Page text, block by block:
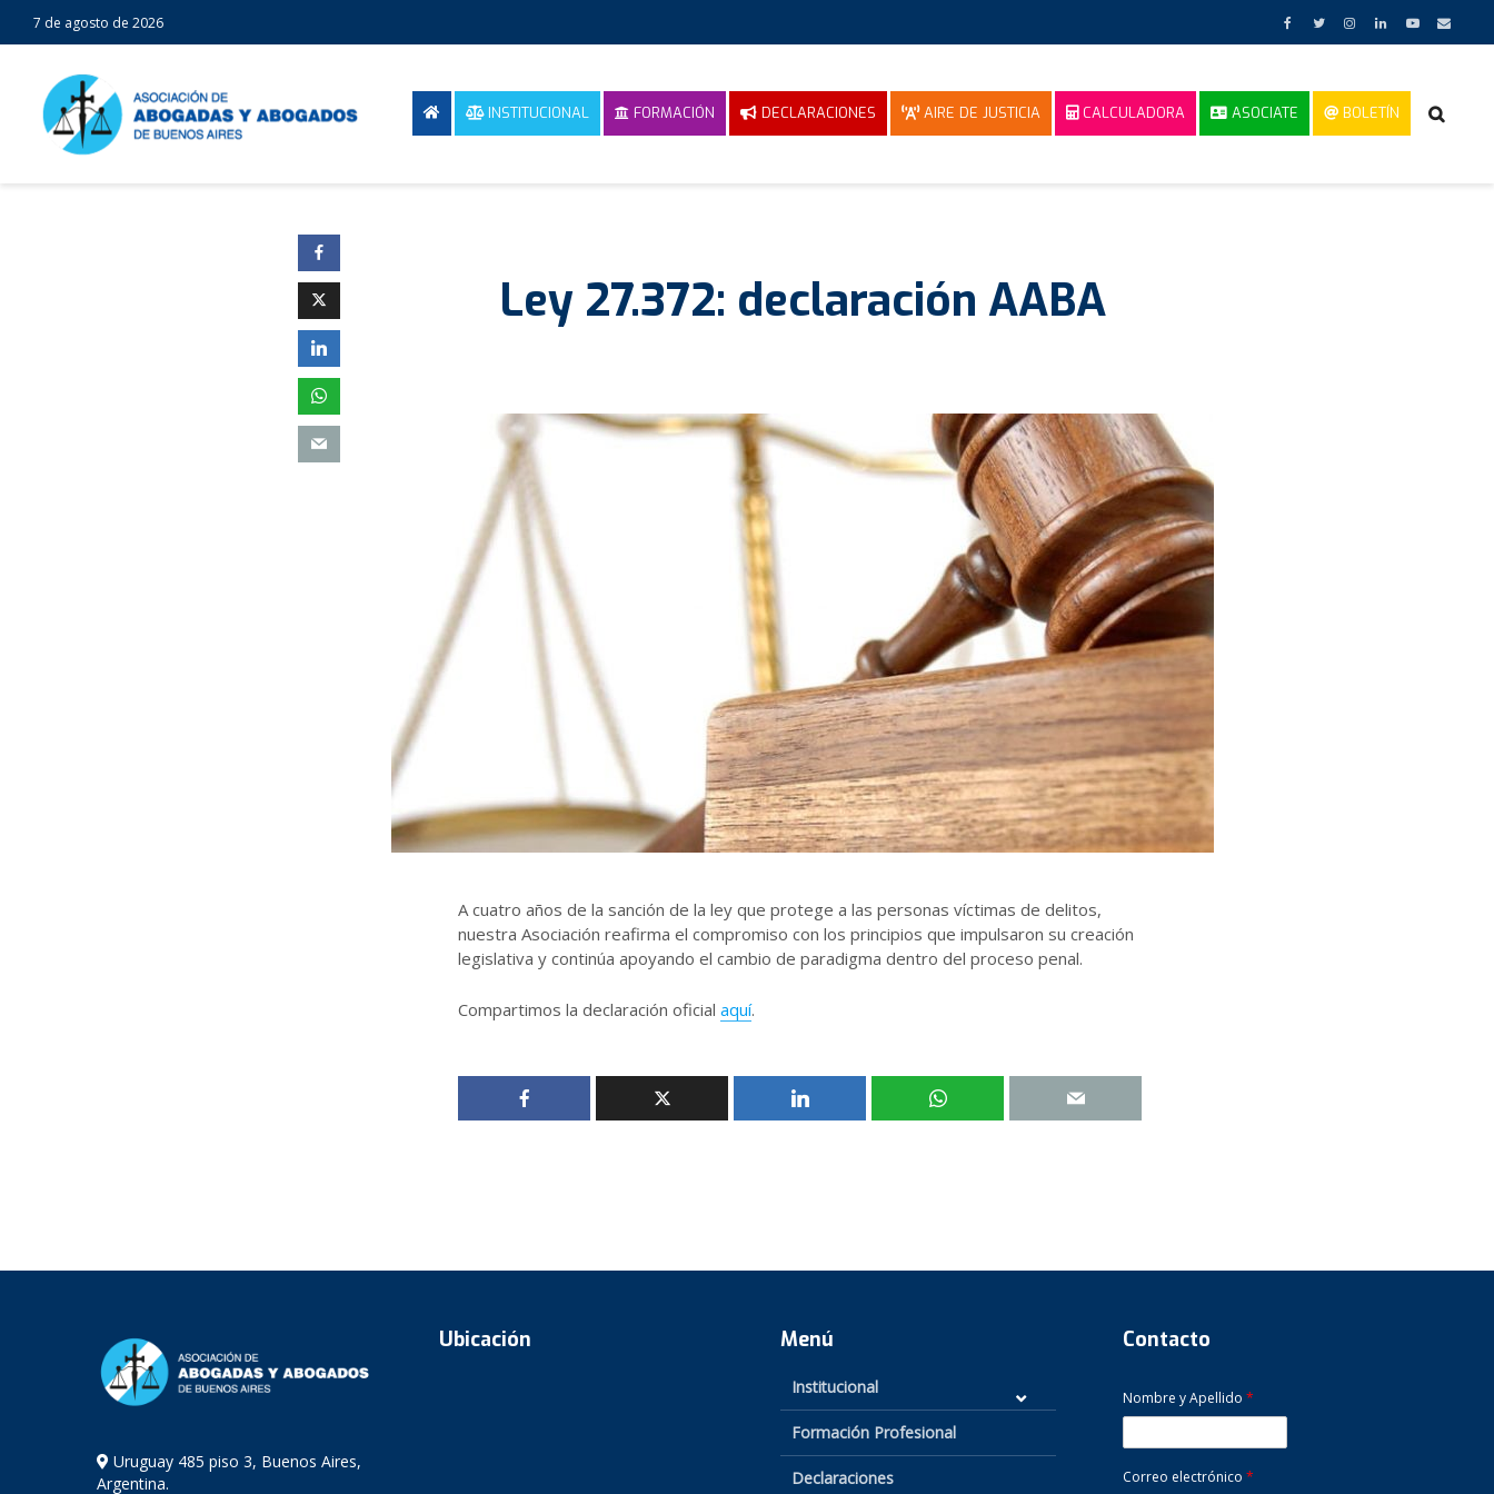
7 de agosto de 2026
INSTITUCIONAL FORMACIÓN DECLARACIONES AIRE DE JUSTICIA CALCULADORA ASOCIATE BOLETÍN
Ley 27.372: declaración AABA
A cuatro años de la sanción de la ley que protege a las personas víctimas de delitos,
nuestra Asociación reafirma el compromiso con los principios que impulsaron su creación
legislativa y continúa apoyando el cambio de paradigma dentro del proceso penal.
Compartimos la declaración oficial aquí.
Uruguay 485 piso 3, Buenos Aires,
Argentina.
Ubicación Menú
Institucional
Formación Profesional
Declaraciones
Contacto
Nombre y Apellido *
Correo electrónico *